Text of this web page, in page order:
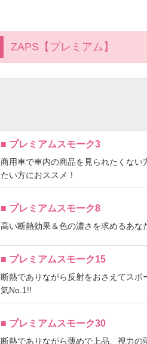
ZAPS【プレミアム】
■ プレミアムスモーク3
商用車で車内の商品を見られたくない
たい方におススメ！
■ プレミアムスモーク8
高い断熱効果＆色の濃さを求めるあな
■ プレミアムスモーク15
断熱でありながら反射をおさえてスポ
気No.1!!
■ プレミアムスモーク30
断熱でありながら薄めで上品、視力の